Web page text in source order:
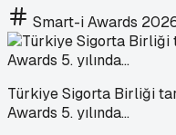
Smart-i Awards
Türkiye Sigorta Birliği
Awards 5. yılında…